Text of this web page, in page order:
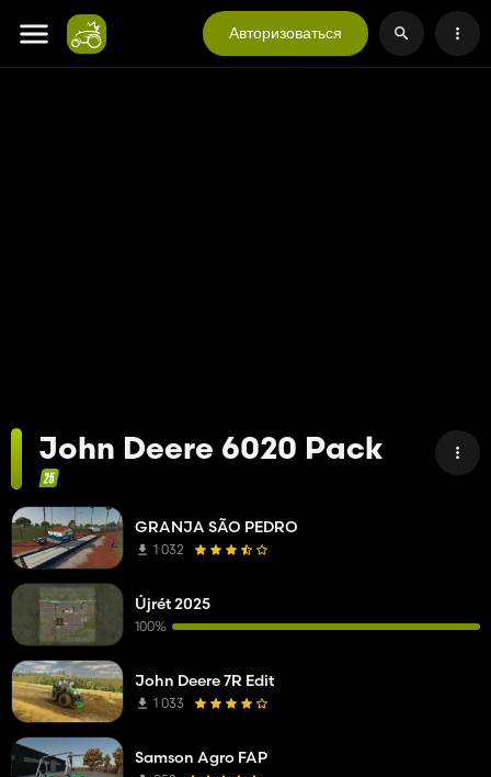
Авторизоваться
John Deere 6020 Pack
GRANJA SÃO PEDRO
1 032
Újrét 2025
100%
John Deere 7R Edit
1 033
Samson Agro FAP